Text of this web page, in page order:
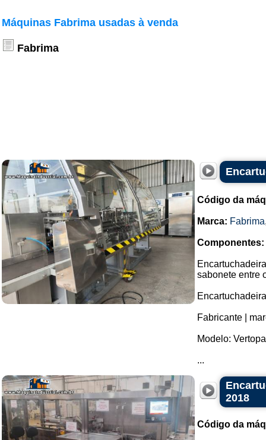
Máquinas Fabrima usadas à venda
Fabrima
Código da
Marca: Fabrima
Componentes:
sabonete entre
Fabricante |
Modelo:
...
2018
Código da